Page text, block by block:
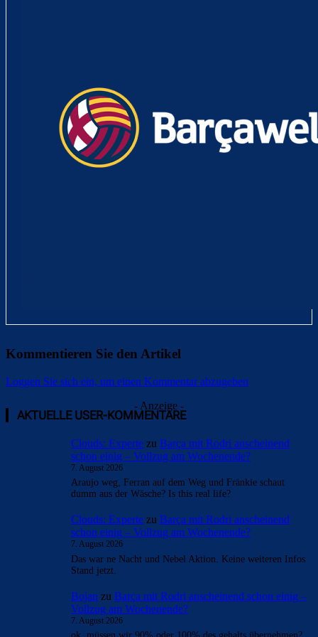
Kommentieren Sie den Artikel
Loggen Sie sich ein, um einen Kommentar abzugeben
Überspringen